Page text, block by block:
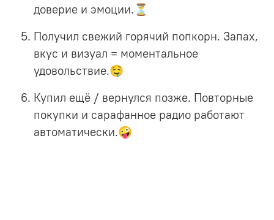
доверие и эмоции.⏳
Получил свежий горячий попкорн. Запах,
вкус и визуал = моментальное
удовольствие.🤤
Купил ещё / вернулся позже. Повторные
покупки и сарафанное радио работают
автоматически.🤪